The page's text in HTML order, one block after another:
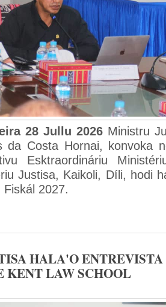
28 Jullu 2026 Ministru
da Costa Hornai, konvoka
Esktraordináriu
Justisa, Kaikoli, Díli, hodi
2027.
HALA'O ENTREVISTA
KENT LAW SCHOOL